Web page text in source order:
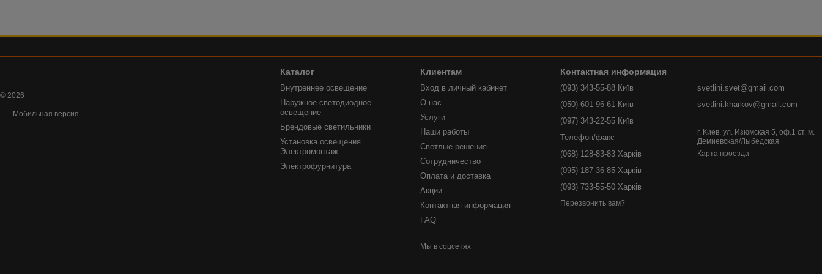
© 2026
Мобильная версия
Каталог
Внутреннее освещение
Наружное светодиодное
освещение
Брендовые светильники
Установка освещения.
Электромонтаж
Электрофурнитура
Клиентам
Вход в личный кабинет
О нас
Услуги
Наши работы
Светлые решения
Сотрудничество
Оплата и доставка
Акции
Контактная информация
FAQ
Мы в соцсетях
Контактная информация
(093) 343-55-88 Київ
(050) 601-96-61 Київ
(097) 343-22-55 Київ
Телефон/факс
(068) 128-83-83 Харків
(095) 187-36-85 Харків
(093) 733-55-50 Харків
Перезвонить вам?
svetlini.svet@gmail.com
svetlini.kharkov@gmail.com
г. Киев, ул. Изюмская 5, оф.1 ст. м.
Демиевская/Лыбедская
Карта проезда